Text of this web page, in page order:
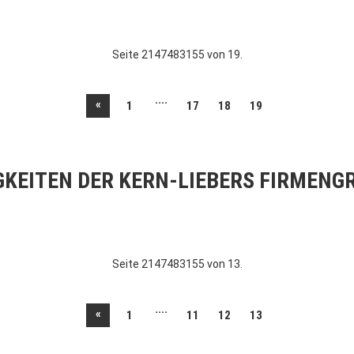
Seite 2147483155 von 19.
« 1 .... 17 18 19
DER KERN-LIEBERS
Seite 2147483155 von 13.
« 1 .... 11 12 13